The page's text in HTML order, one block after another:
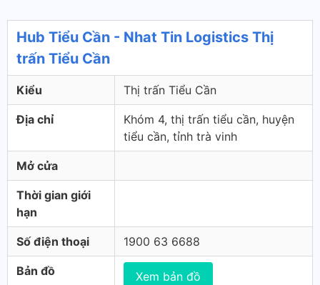
Hub Tiểu Cần - Nhat Tin Logistics Thị
trấn Tiểu Cần
Kiểu Thị trấn Tiểu Cần
Địa chỉ
Khóm 4, thị trấn tiểu cần, huyện
tiểu cần, tỉnh trà vinh
Mở cửa
Thời gian giới
hạn
Số điện thoại 1900 63 6688
Bản đồ Xem bản đồ